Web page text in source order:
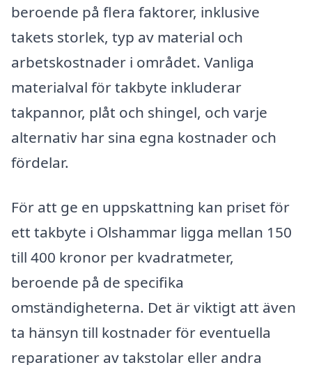
beroende på flera faktorer, inklusive
takets storlek, typ av material och
arbetskostnader i området. Vanliga
materialval för takbyte inkluderar
takpannor, plåt och shingel, och varje
alternativ har sina egna kostnader och
fördelar.
För att ge en uppskattning kan priset för
ett takbyte i Olshammar ligga mellan 150
till 400 kronor per kvadratmeter,
beroende på de specifika
omständigheterna. Det är viktigt att även
ta hänsyn till kostnader för eventuella
reparationer av takstolar eller andra